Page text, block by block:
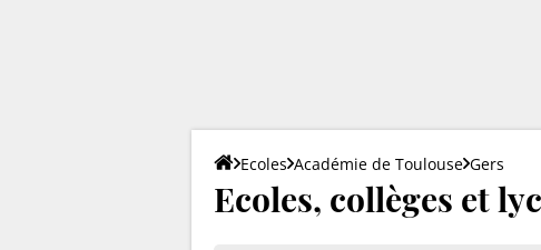
Ecoles Académie de Toulouse Gers
Ecoles, collèges et